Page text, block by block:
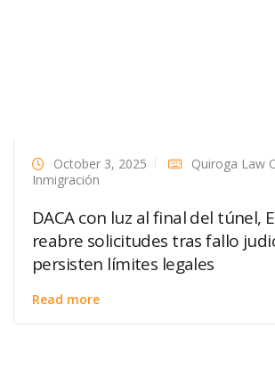
October 3, 2025
Quiroga Law
Inmigración
DACA con luz al final del túnel,
reabre solicitudes tras fallo
persisten límites legales
Read more